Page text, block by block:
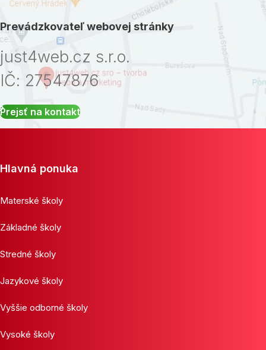
Prevádzkovateľ webovej stránky
just4web.cz s.r.o.
IČ: 27547876
Prejsť na kontakt
Hlavná ponuka
Materské školy
Základné školy
Stredné školy
Jazykové školy
Vyššie odborné školy
Vysoké školy